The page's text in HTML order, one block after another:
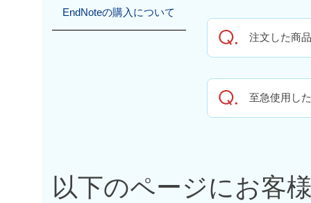
EndNoteの購入について
注文した商
至急使用し
以下のページにお客